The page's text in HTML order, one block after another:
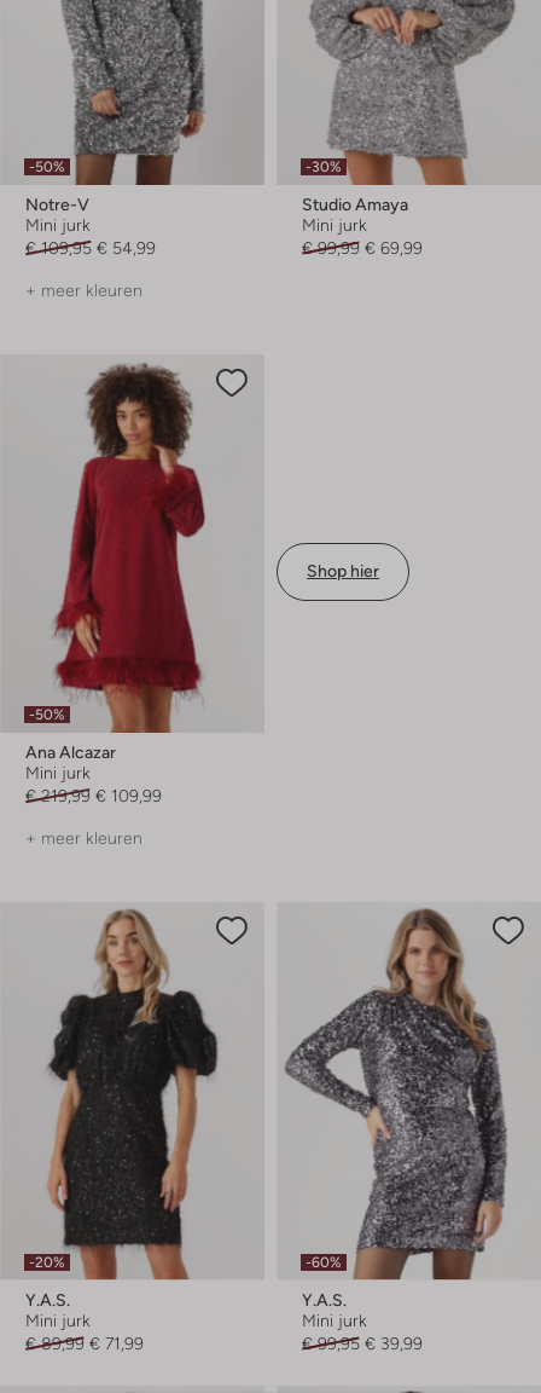
-50%
Notre-V
Mini jurk
€ 109,95 € 54,99
+ meer kleuren
-30%
Studio Amaya
Mini jurk
€ 99,99 € 69,99
-50%
Ana Alcazar
Mini jurk
€ 219,99 € 109,99
+ meer kleuren
Shop hier
-20%
Y.a.s.
Mini jurk
€ 89,99 € 71,99
-60%
Y.a.s.
Mini jurk
€ 99,95 € 39,99